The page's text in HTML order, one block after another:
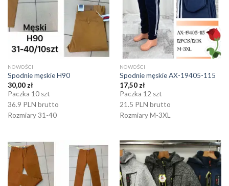
NOWOŚCI
Spodnie męskie H90
30,00 zł
Paczka 10 szt
36.9 PLN brutto
Rozmiary 31-40
NOWOŚCI
Spodnie męskie AX-19405-115
17,50 zł
Paczka 12 szt
21.5 PLN brutto
Rozmiary M-3XL